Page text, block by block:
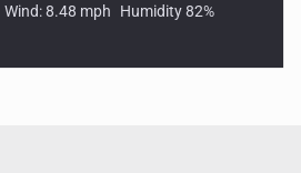
Wind: 8.48 mph Humidity 82%